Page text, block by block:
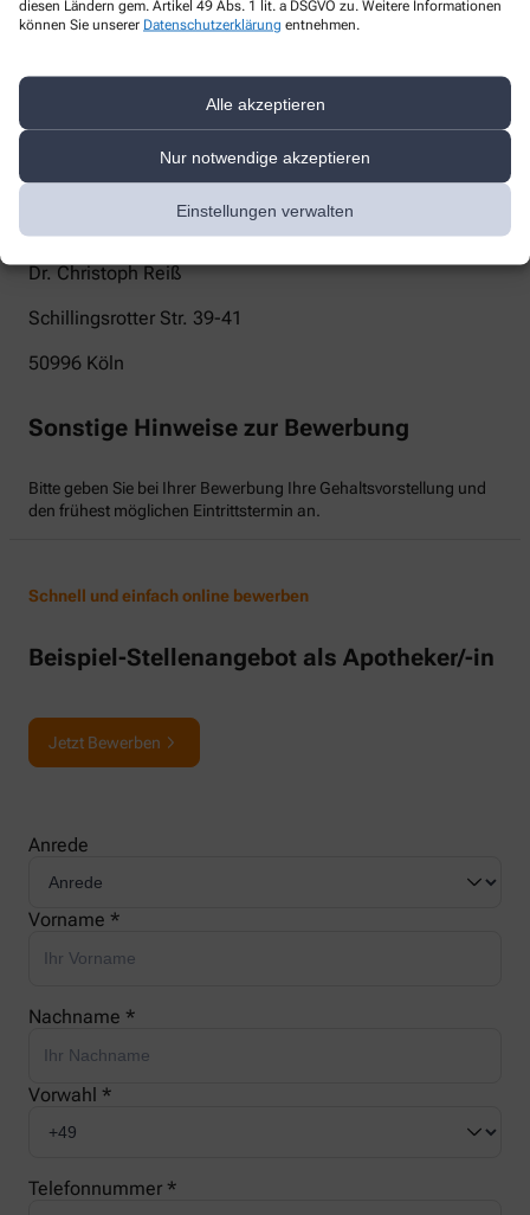
diesen Ländern gem. Artikel 49 Abs. 1 lit. a DSGVO zu. Weitere Informationen
können Sie unserer Datenschutzerklärung entnehmen.
Alle akzeptieren
Nur notwendige akzeptieren
Einstellungen verwalten
venusapotheke@links-vom-rhein.de
Telefon
Dr. Christoph Reiß
Schillingsrotter Str. 39-41
50996 Köln
Sonstige Hinweise zur Bewerbung
Bitte geben Sie bei Ihrer Bewerbung Ihre Gehaltsvorstellung und
den frühest möglichen Eintrittstermin an.
Schnell und einfach online bewerben
Beispiel-Stellenangebot als Apotheker/-in
Jetzt Bewerben
Anrede
Vorname *
Nachname *
Vorwahl *
Telefonnummer *